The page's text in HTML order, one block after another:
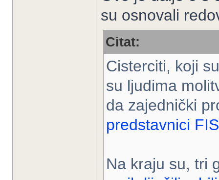
su osnovali
Citat:
Cisterciti, koji
su ljudima
da zajednički
predstavnici
Na kraju su, tri